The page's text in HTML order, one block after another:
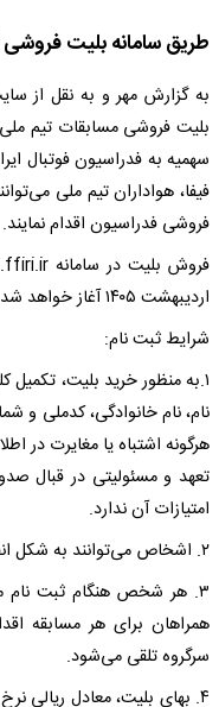
طریق سامانه بلیت فروشی
به گزارش مهر و به نقل از
بلیت فروشی مسابقات تیم
سهمیه به فدراسیون فوتبال
فیفا، هواداران تیم ملی
فروشی فدراسیون اقدام نمایند.
اردیبهشت ۱۴۰۵ آغاز خواهد شد.
شرایط ثبت نام:
۱.به منظور خرید بلیت، تکمیل
نام، نام خانوادگی، کدملی
هرگونه اشتباه یا مغایرت در
تعهد و مسئولیتی در قبال
امتیازات آن ندارد.
۲. اشخاص می‌توانند به شکل انفرادی یا گروهی بلیت خریداری نمایند.
۳. هر شخص هنگام ثبت نام
همراهان برای هر مسابقه
سرگروه تلقی می‌شود.